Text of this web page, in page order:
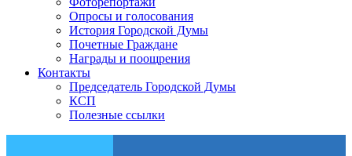
Опросы и голосования
История Городской Думы
Почетные Граждане
Награды и поощрения
Контакты
Председатель Городской Думы
КСП
Полезные ссылки